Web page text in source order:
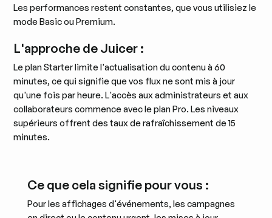
Les performances restent constantes, que vous utilisiez le
mode Basic ou Premium.
L'approche de Juicer :
Le plan Starter limite l'actualisation du contenu à 60
minutes, ce qui signifie que vos flux ne sont mis à jour
qu'une fois par heure. L'accès aux administrateurs et aux
collaborateurs commence avec le plan Pro. Les niveaux
supérieurs offrent des taux de rafraîchissement de 15
minutes.
Ce que cela signifie pour vous :
Pour les affichages d'événements, les campagnes